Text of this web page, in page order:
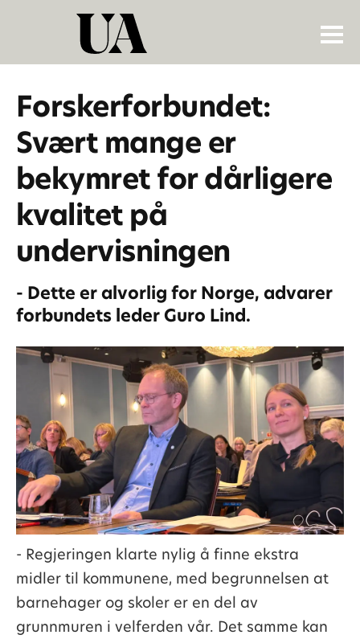
Forskerforbundet:
Svært mange er
bekymret for dårligere
kvalitet på
undervisningen
- Dette er alvorlig for Norge, advarer
forbundets leder Guro Lind.
- Regjeringen klarte nylig å finne ekstra
midler til kommunene, med begrunnelsen at
barnehager og skoler er en del av
grunnmuren i velferden vår. Det samme kan